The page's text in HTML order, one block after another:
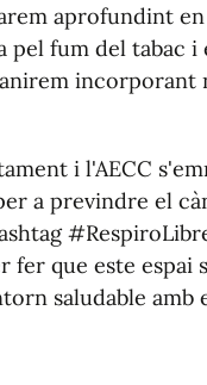
aprofundint
fum del tabac i
incorporant
i l'AECC
a previndre el
fer que este espai
saludable amb